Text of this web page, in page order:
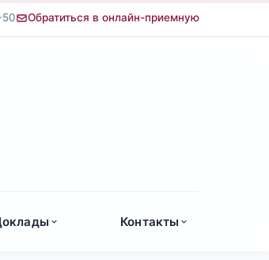
Обратиться в онлайн-приемную
Контакты